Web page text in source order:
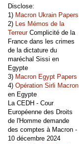
Disclose:
1) Macron Ukrain Papers
2) Les Mémos de la
TerreurComplicité de la
France dans les crimes
de la dictature du
maréchal Sissi en
Egypte
3) Macron Egypt Papers
4) Opération Sirli Macron
en Egypte
La CEDH - Cour
Européenne des Droits
de l'Homme demande
des comptes à Macron -
10 décembre 2024